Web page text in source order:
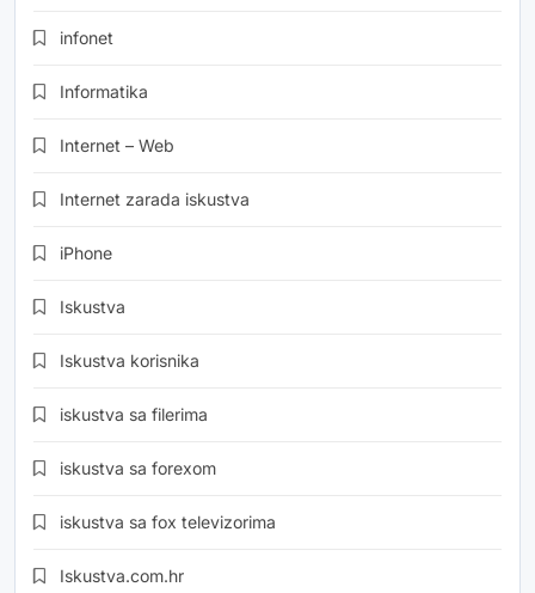
infonet
Informatika
Internet – Web
Internet zarada iskustva
iPhone
Iskustva
Iskustva korisnika
iskustva sa filerima
iskustva sa forexom
iskustva sa fox televizorima
Iskustva.com.hr